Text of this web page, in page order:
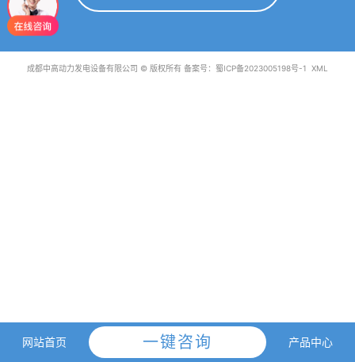
成都中高动力发电设备有限公司 © 版权所有 备案号： 蜀ICP备2023005198号-1 XML
网站首页 一键咨询 产品中心